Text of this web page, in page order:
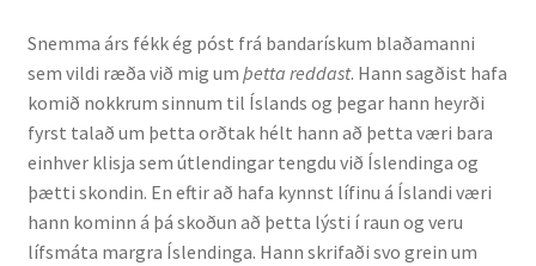
Snemma árs fékk ég póst frá bandarískum blaðamanni
sem vildi ræða við mig um þetta reddast. Hann sagðist hafa
komið nokkrum sinnum til Íslands og þegar hann heyrði
fyrst talað um þetta orðtak hélt hann að þetta væri bara
einhver klisja sem útlendingar tengdu við Íslendinga og
þætti skondin. En eftir að hafa kynnst lífinu á Íslandi væri
hann kominn á þá skoðun að þetta lýsti í raun og veru
lífsmáta margra Íslendinga. Hann skrifaði svo grein um